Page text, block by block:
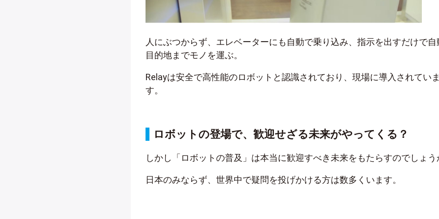
人にぶつからず、エレベーターにも自動で乗り込み、指示を出すだけで自
目的地までモノを運ぶ。
Relayは安全で高性能のロボットと認識されており、現場に導入されていま
す。
ロボットの登場で、歓迎せざる未来がやってくる？
しかし「ロボットの普及」は本当に歓迎すべき未来をもたらすのでしょう
日本のみならず、世界中で疑問を投げかける方は数多くいます。